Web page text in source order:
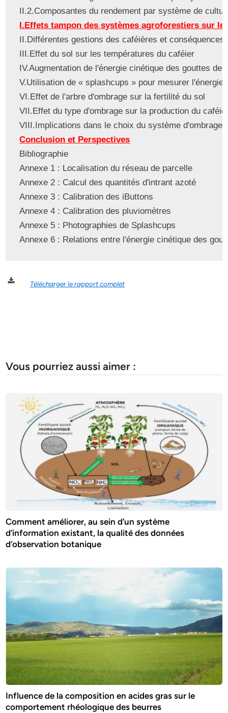
II.2.Composantes du rendement par système de
I.Effets tampon des systèmes agroforestiers sur
II.Différentes gestions des caféières et
III.Effet du sol sur les températures du caféier
IV.Augmentation de l'énergie cinétique des gouttes de
V.Utilisation de « splashcups » pour mesurer l'énergie
VI.Effet de l'arbre d'ombrage sur la fertilité du sol
VII.Effet du type d'ombrage sur la production du
VIII.Implications dans le choix du système d'ombrage
Conclusion et Perspectives
Bibliographie
Annexe 1 : Localisation du réseau de parcelle
Annexe 2 : Calcul des quantités d'intrant azoté
Annexe 3 : Calibration des iButtons
Annexe 4 : Calibration des pluviomètres
Annexe 5 : Photographies de Splashcups
Annexe 6 : Relations entre l'énergie cinétique des
Télécharger le rapport complet
Vous pourriez aussi aimer :
Comment améliorer, au sein d’un système
d’information existant, la qualité des données
d’observation botanique
Influence de la composition en acides gras sur le
comportement rhéologique des beurres